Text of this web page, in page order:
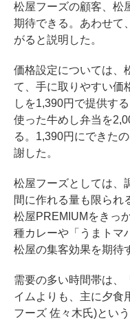
松屋フーズの顧客、松
期待できる。あわせて
がると説明した。
価格設定については、
て、手に取りやすい価
しを1,390円で提供す
使った牛めし弁当を
る。1,390円にできた
謝した。
松屋フーズとしては、
間に作れる量も限られ
松屋PREMIUMをきっ
種カレーや「うまトマ
松屋の集客効果を期待
需要の多い時間帯は、
イムよりも、主に夕食
フーズ 佐々木氏)とい